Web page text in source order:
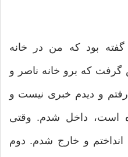
گفته بود که من در خانه
گرفت که برو خانه ناصر و
و دیدم خبری نیست و
است، داخل شدم. وقتی
و خارج شدم. دوم